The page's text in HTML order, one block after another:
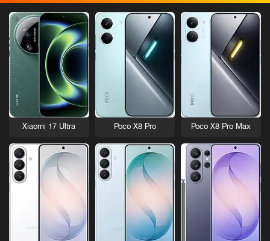
Poco X8 Pro Max
Poco X8 Pro
Xiaomi 17 Ultra